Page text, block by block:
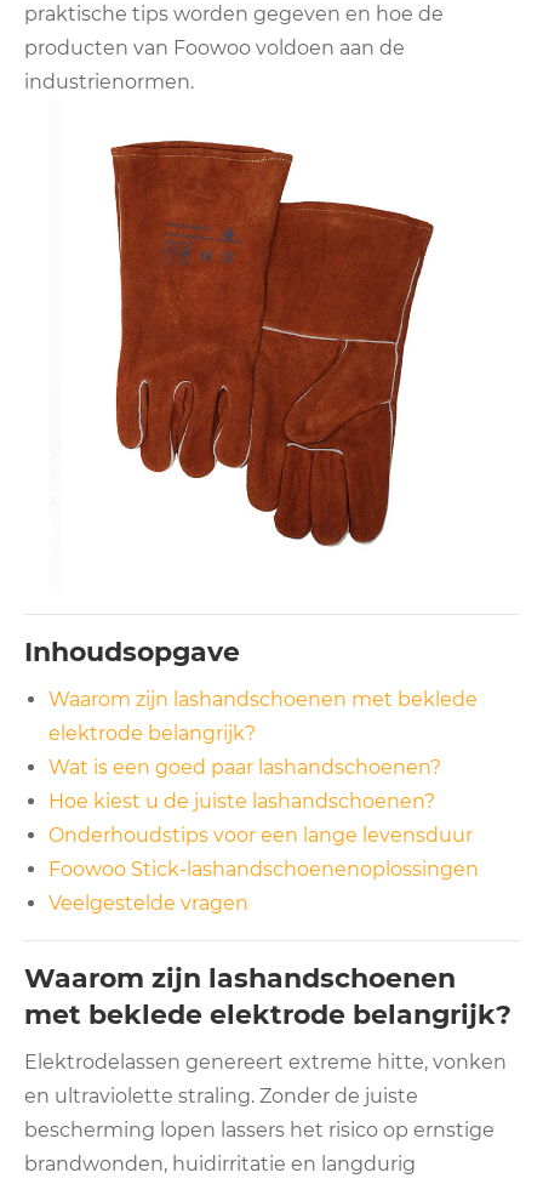
praktische tips worden gegeven en hoe de
producten van Foowoo voldoen aan de
industrienormen.
Inhoudsopgave
Waarom zijn lashandschoenen met beklede
elektrode belangrijk?
Wat is een goed paar lashandschoenen?
Hoe kiest u de juiste lashandschoenen?
Onderhoudstips voor een lange levensduur
Foowoo Stick-lashandschoenenoplossingen
Veelgestelde vragen
Waarom zijn lashandschoenen
met beklede elektrode belangrijk?
Elektrodelassen genereert extreme hitte, vonken
en ultraviolette straling. Zonder de juiste
bescherming lopen lassers het risico op ernstige
brandwonden, huidirritatie en langdurig